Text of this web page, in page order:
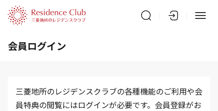
会員ログイン
三菱地所のレジデンスクラブの各種機能のご利用や会
員特典の閲覧にはログインが必要です。会員登録がお